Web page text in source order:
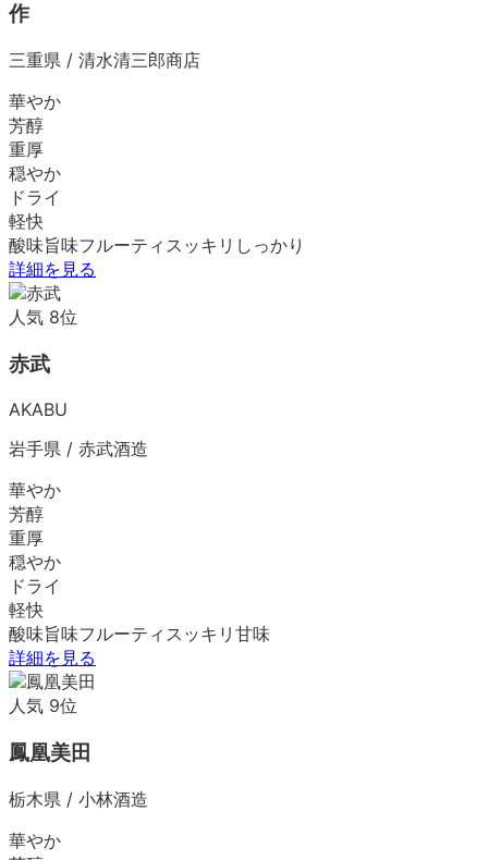
作
三重県 / 清水清三郎商店
華やか
芳醇
重厚
穏やか
ドライ
軽快
酸味旨味フルーティ スッキリ しっかり
詳細を見る
人気 8位
赤武
AKABU
岩手県 / 赤武酒造
華やか
芳醇
重厚
穏やか
ドライ
軽快
酸味旨味フルーティ スッキリ 甘味
詳細を見る
人気 9位
鳳凰美田
栃木県 / 小林酒造
華やか